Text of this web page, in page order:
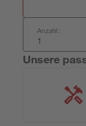
Anzahl:
Unsere